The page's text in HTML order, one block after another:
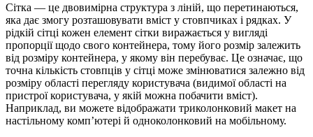
Сітка — це двовимірна структура з ліній, що перетинаються,
яка дає змогу розташовувати вміст у стовпчиках і рядках. У
рідкій сітці кожен елемент сітки виражається у вигляді
пропорції щодо свого контейнера, тому його розмір залежить
від розміру контейнера, у якому він перебуває. Це означає, що
точна кількість стовпців у сітці може змінюватися залежно від
розміру області перегляду користувача (видимої області на
пристрої користувача, у якій можна побачити вміст).
Наприклад, ви можете відображати триколонковий макет на
настільному комп’ютері й одноколонковий на мобільному.